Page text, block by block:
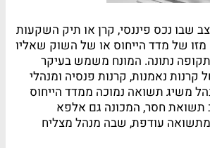
שבו נכס פיננסי, קרן או תיק השקעות
מזו של מדד הייחוס או של השוק שאליו
נתונה. המונח משמש בעיקר
קרנות נאמנות, קרנות פנסיה ומנהלי
משיג תשואה נמוכה ממדד הייחוס
תשואת חסר, המכונה גם אלפא
מתשואה עודפת, שבה מנהל מצליח